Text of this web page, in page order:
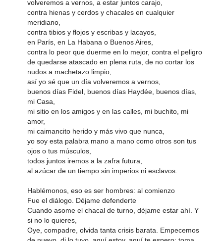
volveremos a vernos, a estar juntos carajo,
contra hienas y cerdos y chacales en cualquier
meridiano,
contra tibios y flojos y escribas y lacayos,
en París, en La Habana o Buenos Aires,
contra lo peor que duerme en lo mejor, contra el peligro
de quedarse atascado en plena ruta, de no cortar los
nudos a machetazo limpio,
así yo sé que un día volveremos a vernos,
buenos días Fidel, buenos días Haydée, buenos días,
mi Casa,
mi sitio en los amigos y en las calles, mi buchito, mi
amor,
mi caimancito herido y más vivo que nunca,
yo soy esta palabra mano a mano como otros son tus
ojos o tus músculos,
todos juntos iremos a la zafra futura,
al azúcar de un tiempo sin imperios ni esclavos.
Hablémonos, eso es ser hombres: al comienzo
Fue el diálogo. Déjame defenderte
Cuando asome el chacal de turno, déjame estar ahí. Y
si no lo quieres,
Oye, compadre, olvida tanta crisis barata. Empecemos